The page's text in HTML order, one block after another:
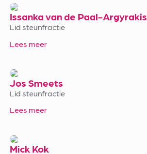
Issanka van de Paal-Argyrakis
Lid steunfractie
Lees meer
Jos Smeets
Lid steunfractie
Lees meer
Mick Kok